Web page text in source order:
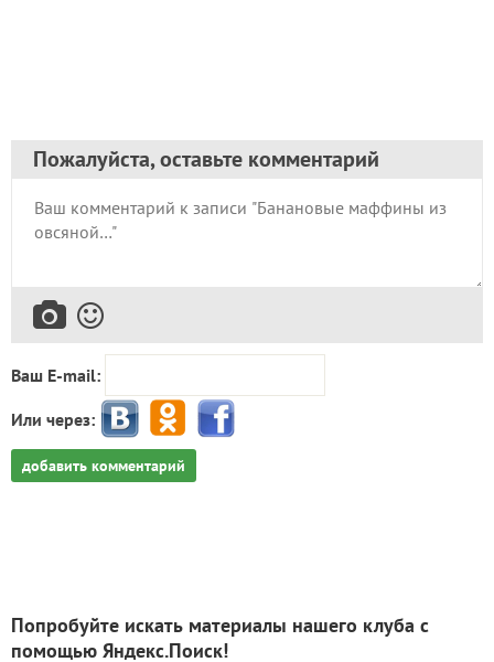
Пожалуйста, оставьте комментарий
Ваш E-mail:
Или через:
добавить комментарий
Попробуйте искать материалы нашего клуба с
помощью Яндекс.Поиск!